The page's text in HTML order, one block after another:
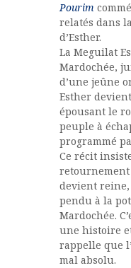
Pourim
relatés dans
d’Esther.
La Meguilat
Mardochée,
d’une jeûne
Esther
épousant le
peuple à
programmé
Ce récit
retournement
devient
pendu à la
Mardochée.
une histoire
rappelle que
mal absolu.